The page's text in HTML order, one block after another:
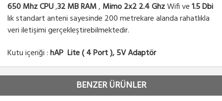
650 Mhz CPU,32 MB RAM, Mimo 2x2 2.4 GhzWifi ve1.5 Dbi
lık standart anteni sayesinde 200 metrekare alanda rahatlıkla
veri iletişimi gerçekleştirebilmektedir.
Kutu içeriği :hAP Lite ( 4 Port ), 5V Adaptör
BENZER ÜRÜNLER